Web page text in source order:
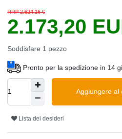
RRP 2.624,16 €
2.173,20
Soddisfare 1 pezzo
Pronto per la spedizione in 14
Aggiungere al
Lista dei desideri